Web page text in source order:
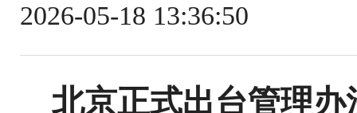
2026-05-18 13:36:50
北京正式出台管理